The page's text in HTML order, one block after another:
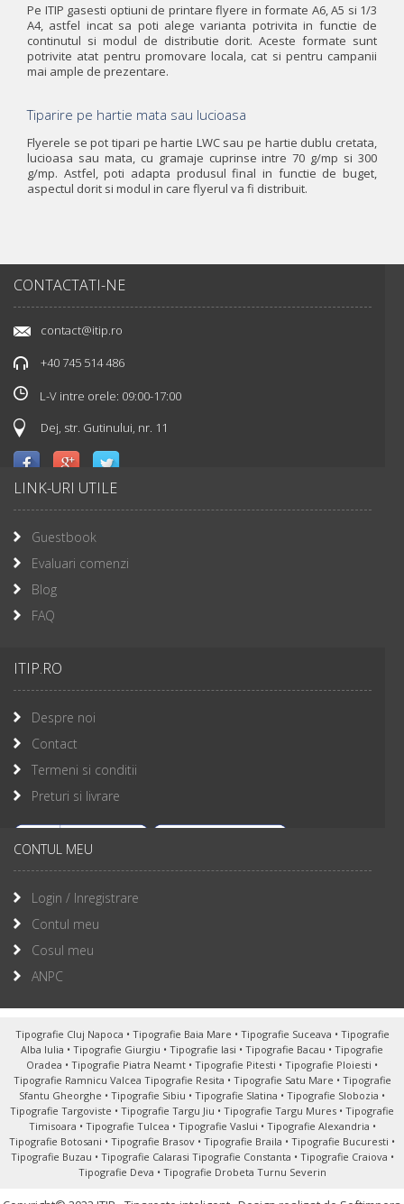
Pe ITIP gasesti optiuni de printare flyere in formate A6, A5 si 1/3
A4, astfel incat sa poti alege varianta potrivita in functie de
continutul si modul de distributie dorit. Aceste formate sunt
potrivite atat pentru promovare locala, cat si pentru campanii
mai ample de prezentare.
Tiparire pe hartie mata sau lucioasa
Flyerele se pot tipari pe hartie LWC sau pe hartie dublu cretata,
lucioasa sau mata, cu gramaje cuprinse intre 70 g/mp si 300
g/mp. Astfel, poti adapta produsul final in functie de buget,
aspectul dorit si modul in care flyerul va fi distribuit.
CONTACTATI-NE
contact@itip.ro
+40 745 514 486
L-V intre orele: 09:00-17:00
Dej, str. Gutinului, nr. 11
LINK-URI UTILE
Guestbook
Evaluari comenzi
Blog
FAQ
ITIP.RO
Despre noi
Contact
Termeni si conditii
Preturi si livrare
CONTUL MEU
Login / Inregistrare
Contul meu
Cosul meu
ANPC
Tipografie Cluj Napoca • Tipografie Baia Mare • Tipografie Suceava • Tipografie
Alba Iulia • Tipografie Giurgiu • Tipografie Iasi • Tipografie Bacau • Tipografie
Oradea • Tipografie Piatra Neamt • Tipografie Pitesti • Tipografie Ploiesti •
Tipografie Ramnicu Valcea Tipografie Resita • Tipografie Satu Mare • Tipografie
Sfantu Gheorghe • Tipografie Sibiu • Tipografie Slatina • Tipografie Slobozia •
Tipografie Targoviste • Tipografie Targu Jiu • Tipografie Targu Mures • Tipografie
Timisoara • Tipografie Tulcea • Tipografie Vaslui • Tipografie Alexandria •
Tipografie Botosani • Tipografie Brasov • Tipografie Braila • Tipografie Bucuresti •
Tipografie Buzau • Tipografie Calarasi Tipografie Constanta • Tipografie Craiova •
Tipografie Deva • Tipografie Drobeta Turnu Severin